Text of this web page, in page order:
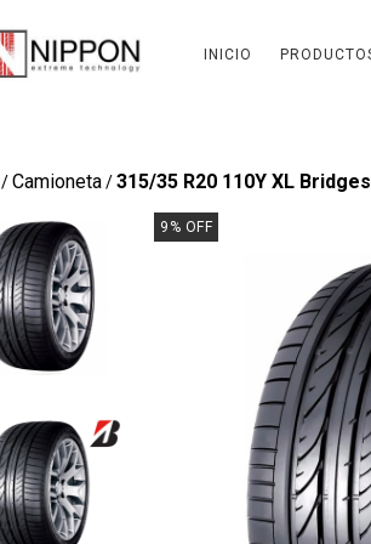
INICIO
/Camioneta/315/35 R20 110Y XL
9 % OFF